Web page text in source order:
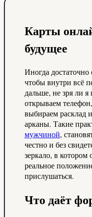
Карты
будущее
Иногда достаточно
чтобы внутри всё
дальше, не зря ли
открываем
выбираем расклад
арканы. Такие
мужчиной,
честно и без
зеркало, в
реальное
прислушаться.
Что даёт